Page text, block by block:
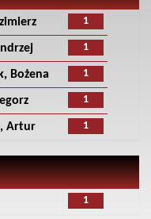
1
1
1
Bożena
1
1
Artur
1